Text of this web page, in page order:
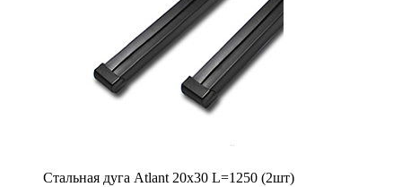
Стальная дуга Atlant 20х30 L=1250 (2шт)